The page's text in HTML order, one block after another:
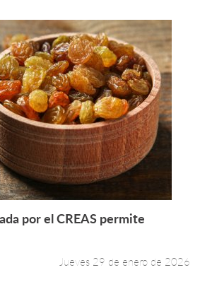
Leer más +
por el CREAS permite
Jueves 29 de enero de 2026